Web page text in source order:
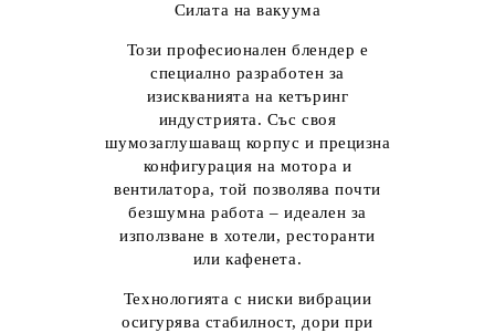
Силата на вакуума
Този професионален блендер е
специално разработен за
изискванията на кетъринг
индустрията. Със своя
шумозаглушаващ корпус и прецизна
конфигурация на мотора и
вентилатора, той позволява почти
безшумна работа – идеален за
използване в хотели, ресторанти
или кафенета.
Технологията с ниски вибрации
осигурява стабилност, дори при